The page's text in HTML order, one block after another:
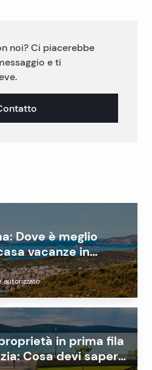
noi? Ci piacerebbe
e ti
Dove è meglio
vacanze in
autorizzato
in prima fila
Cosa devi sapere